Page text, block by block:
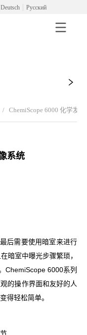
Deutsch Русский
/ ChemiScope 6000 化学发
系统